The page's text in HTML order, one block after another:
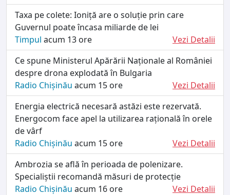
Taxa pe colete: Ioniță are o soluție prin care
Guvernul poate încasa miliarde de lei
Timpul acum 13 ore
Vezi Detalii
Ce spune Ministerul Apărării Naționale al României
despre drona explodată în Bulgaria
Radio Chișinău acum 15 ore
Vezi Detalii
Energia electrică necesară astăzi este rezervată.
Energocom face apel la utilizarea rațională în orele
de vârf
Radio Chișinău acum 15 ore
Vezi Detalii
Ambrozia se află în perioada de polenizare.
Specialiștii recomandă măsuri de protecție
Radio Chișinău acum 16 ore
Vezi Detalii